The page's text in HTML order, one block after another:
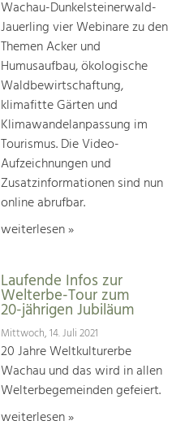
Wachau-Dunkelsteinerwald-
Jauerling vier Webinare zu den
Themen Acker und
Humusaufbau, ökologische
Waldbewirtschaftung,
klimafitte Gärten und
Klimawandelanpassung im
Tourismus. Die Video-
Aufzeichnungen und
Zusatzinformationen sind nun
online abrufbar.
weiterlesen »
Laufende Infos zur
Welterbe-Tour zum
20-jährigen Jubiläum
Mittwoch, 14. Juli 2021
20 Jahre Weltkulturerbe
Wachau und das wird in allen
Welterbegemeinden gefeiert.
weiterlesen »